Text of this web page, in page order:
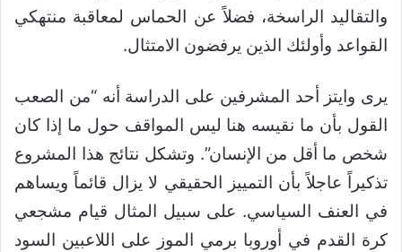
والتقاليد الراسخة، فضلاً عن الحماس لمعاقبة منتهكي
القواعد وأولئك الذين يرفضون الامتثال.
يرى وايتز أحد المشرفين على الدراسة أنه “من الصعب
القول بأن ما نقيسه هنا ليس المواقف حول ما إذا كان
شخص ما أقل من الإنسان”. وتشكل نتائج هذا المشروع
تذكيراً عاجلاً بأن التمييز الحقيقي لا يزال قائماً ويساهم
في العنف السياسي. على سبيل المثال قيام مشجعي
كرة القدم في أوروبا برمي الموز على اللاعبين السود